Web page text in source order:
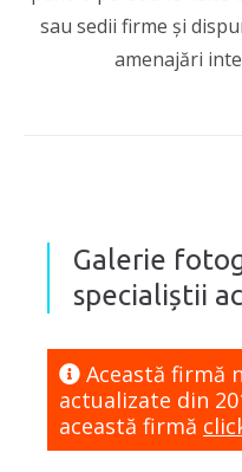
sau sedii firme și
amenajări
Galerie
specialiștii
Această firmă
actualizate din
această firmă